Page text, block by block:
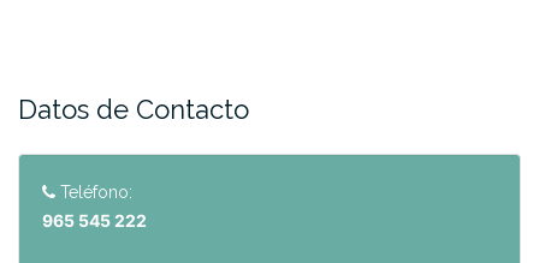
Datos de Contacto
Teléfono:
965 545 222